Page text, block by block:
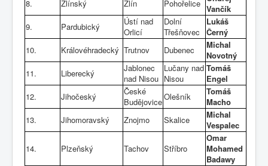
8.
Zlínský Zlín Pohořelice Vančík
9.
Pardubický
Ústí nad
Orlicí
Dolní
Třešňovec
Lukáš
Černý
10.
Královéhradecký Trutnov Dubenec
Michal
Novotný
11.
Liberecký
Jablonec
nad Nisou
Lučany nad
Nisou
Tomáš
Engel
12.
Jihočeský
České
BudějoviceOlešník
Tomáš
Macho
13.
Jihomoravský Znojmo Skalice
Michal
Vespalec
14. Plzeňský Tachov Stříbro
Omar
Mohamed
Badawy